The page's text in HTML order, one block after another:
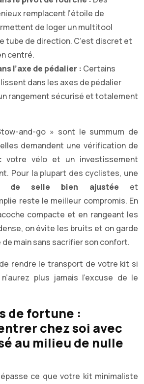
remplacent l’étoile de
de loger un multitool
tube de direction. C’est discret et
centré.
l’axe de pédalier : Certains
dans les axes de pédalier
rangement sécurisé et totalement
and-go » sont le summum de
demandent une vérification de
votre vélo et un investissement
Pour la plupart des cyclistes, une
de selle bien ajustée et
reste le meilleur compromis. En
compacte et en rangeant les
on évite les bruits et on garde
de main sans sacrifier son confort.
rendre le transport de votre kit si
plus jamais l’excuse de le
de fortune :
chez soi avec
au milieu de nulle
ce que votre kit minimaliste